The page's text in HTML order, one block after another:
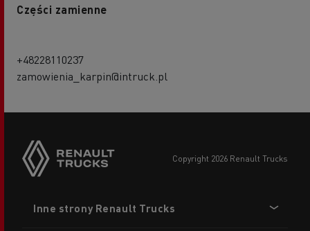
Części zamienne
+48228110237
zamowienia_karpin@intruck.pl
copyright 2026 Renault Trucks
menu
Inne strony Renault Trucks